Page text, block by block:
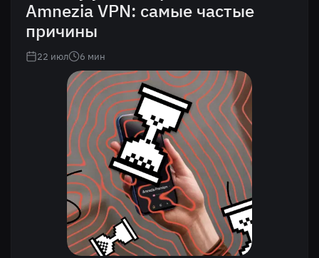
Amnezia VPN: самые частые
причины
22 июл 6 мин